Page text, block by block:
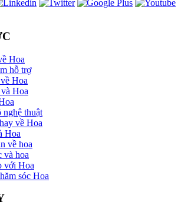
Hoa
hỗ trợ
Hoa
Hoa
nghệ thuật
về Hoa
Hoa
về hoa
và hoa
với Hoa
sóc Hoa